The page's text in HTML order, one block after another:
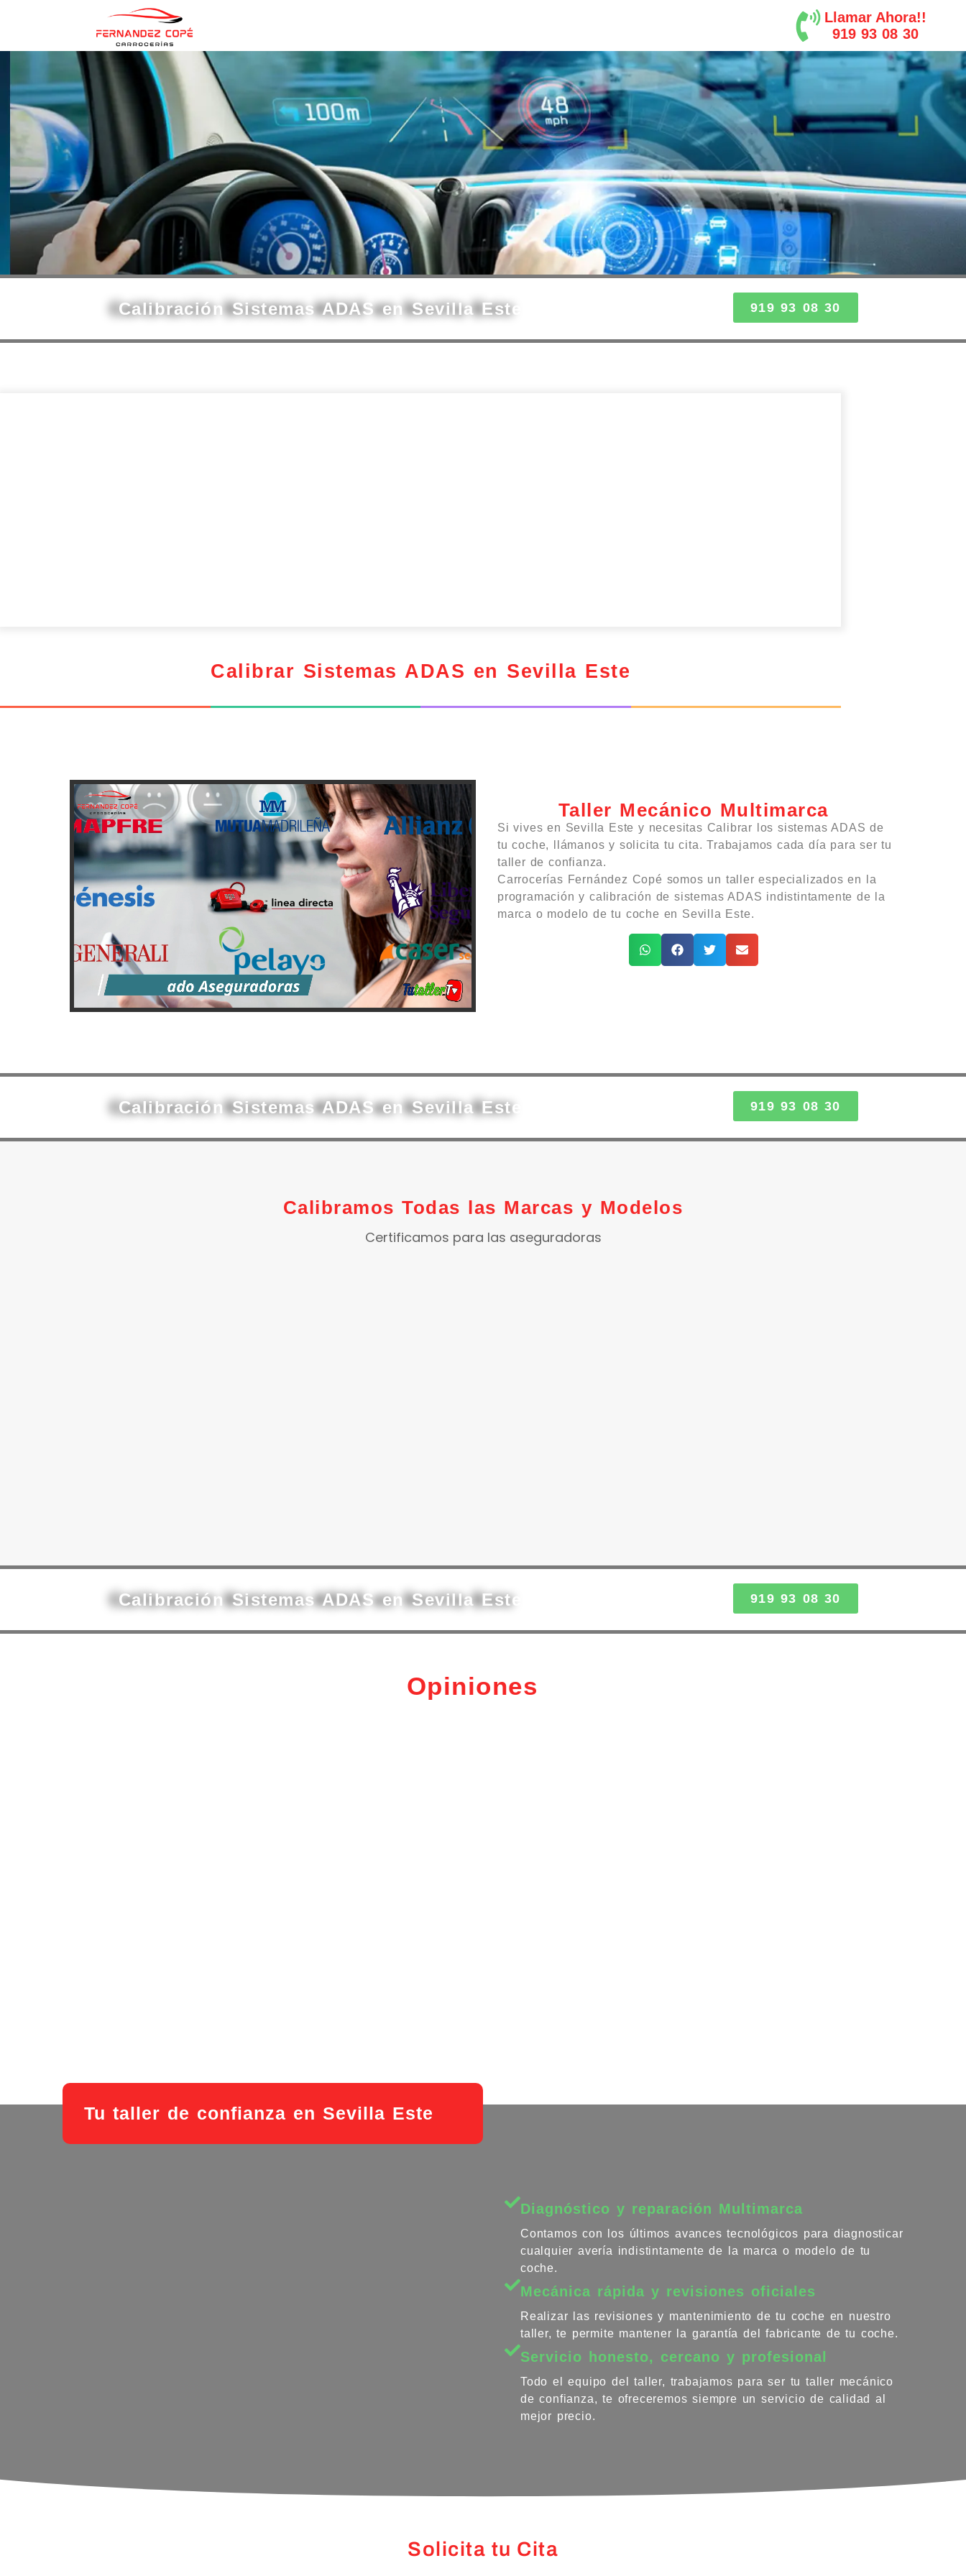
Llamar Ahora!!
919 93 08 30
Calibración Sistemas ADAS en Sevilla Este 919 93 08 30
Calibrar Sistemas ADAS en Sevilla Este
Taller Mecánico Multimarca
Si vives en Sevilla Este y necesitas Calibrar los sistemas ADAS de
tu coche, llámanos y solicita tu cita. Trabajamos cada día para ser tu
taller de confianza.
Carrocerías Fernández Copé somos un taller especializados en la
programación y calibración de sistemas ADAS indistintamente de la
marca o modelo de tu coche en Sevilla Este.
Calibración Sistemas ADAS en Sevilla Este 919 93 08 30
Calibramos Todas las Marcas y Modelos
Certificamos para las aseguradoras
Calibración Sistemas ADAS en Sevilla Este 919 93 08 30
Opiniones
Tu taller de confianza en Sevilla Este
Diagnóstico y reparación Multimarca
Contamos con los últimos avances tecnológicos para diagnosticar
cualquier avería indistintamente de la marca o modelo de tu
coche.
Mecánica rápida y revisiones oficiales
Realizar las revisiones y mantenimiento de tu coche en nuestro
taller, te permite mantener la garantía del fabricante de tu coche.
Servicio honesto, cercano y profesional
Todo el equipo del taller, trabajamos para ser tu taller mecánico
de confianza, te ofreceremos siempre un servicio de calidad al
mejor precio.
Solicita tu Cita